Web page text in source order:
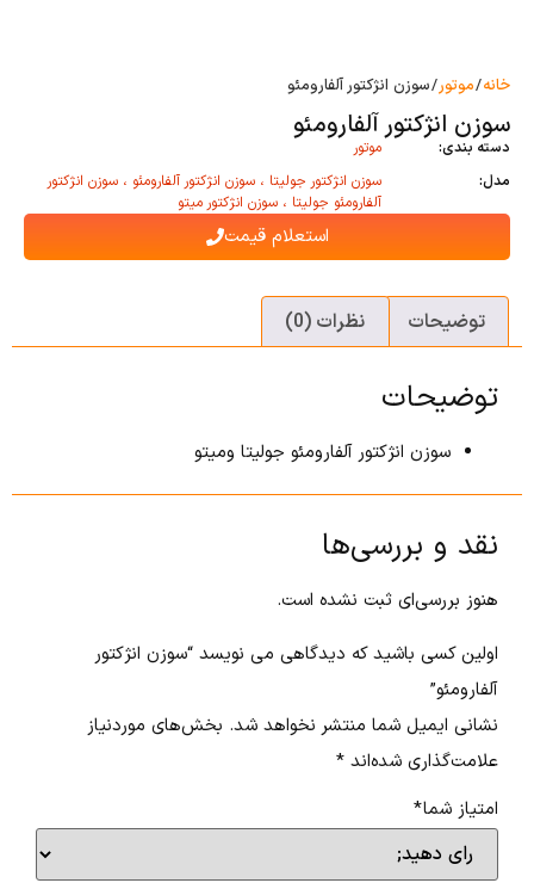
خانه/موتور/ سوزن انژکتور آلفارومئو
سوزن انژکتور آلفارومئو
دسته بندی:
موتور
مدل:
سوزن انژکتور جولیتا ، سوزن انژکتور آلفارومئو ، سوزن انژکتور
آلفارومئو جولیتا ، سوزن انژکتور میتو
استعلام قیمت
توضیحات نظرات (0)
توضیحات
سوزن انژکتور آلفارومئو جولیتا و‌میتو
نقد و بررسی‌ها
هنوز بررسی‌ای ثبت نشده است.
اولین کسی باشید که دیدگاهی می نویسد “سوزن انژکتور
آلفارومئو”
نشانی ایمیل شما منتشر نخواهد شد. بخش‌های موردنیاز
علامت‌گذاری شده‌اند *
امتیاز شما*